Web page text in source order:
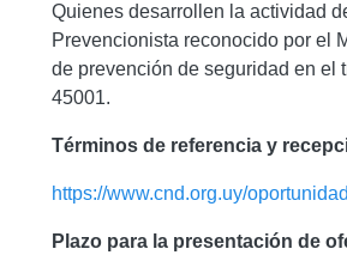
Quienes desarrollen la actividad
Prevencionista reconocido por el
de prevención de seguridad en el
45001.
Términos de referencia y
https://www.cnd.org.uy/
Plazo para la presentación de